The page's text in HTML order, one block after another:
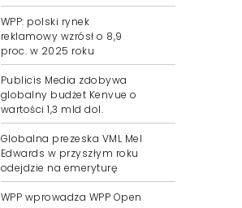
WPP: polski rynek
reklamowy wzrósł o 8,9
proc. w 2025 roku
Publicis Media zdobywa
globalny budżet Kenvue o
wartości 1,3 mld dol.
Globalna prezeska VML Mel
Edwards w przyszłym roku
odejdzie na emeryturę
WPP wprowadza WPP Open